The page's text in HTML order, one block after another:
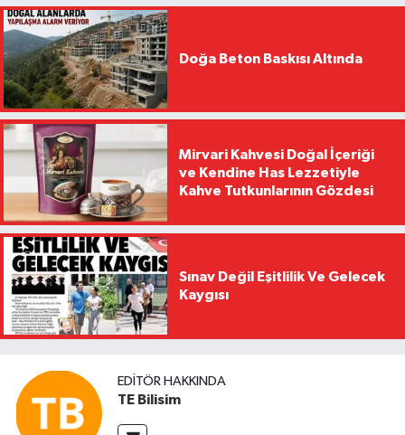
Doğa Beton Baskısı Altında
Mirvari Kahvesi Doğal İçeriği
ve Kendine Has Lezzetiyle
Kahve Tutkunlarının Gözdesi
Sınav Değil Eşitlilik Ve Gelecek
Kaygısı
EDITÖR HAKKINDA
TE Bilisim